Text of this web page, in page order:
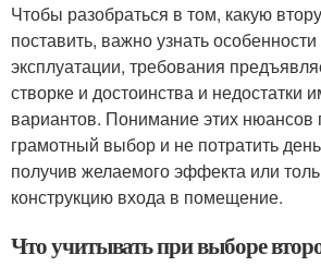
Чтобы разобраться в том, какую
поставить, важно узнать
эксплуатации, требования
створке и достоинства и недостатки
вариантов. Понимание этих нюансов
грамотный выбор и не потратить
получив желаемого эффекта или
конструкцию входа в помещение.
Что учитывать при выборе